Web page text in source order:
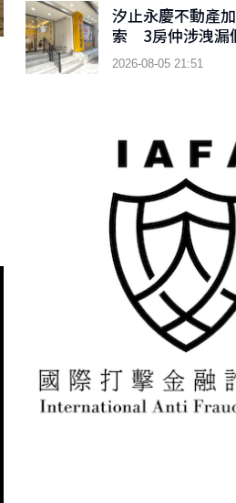
汐止永慶不動產
索 3房仲涉洩漏
2026-08-05 21:51